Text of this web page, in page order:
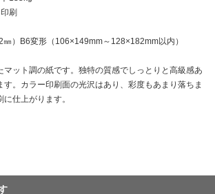
刷
）B6変形（106×149mm～128×182mm以内）
マット調の紙です。独特の質感でしっとりと高級感あ
す。カラー印刷面の光沢はあり、彩度もあまり落ちま
仕上がります。